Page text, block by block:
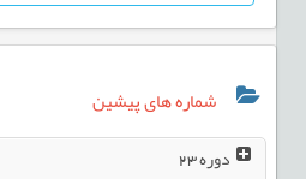
شماره های پیشین
دوره23